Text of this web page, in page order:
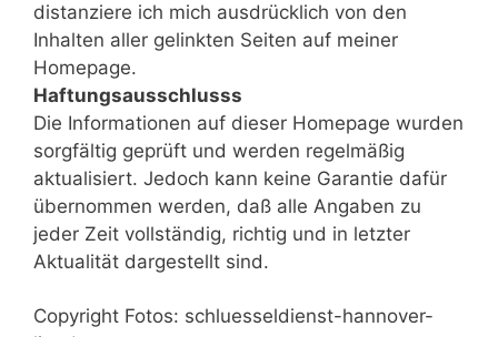
distanziere ich mich ausdrücklich von den
Inhalten aller gelinkten Seiten auf meiner
Homepage.
Haftungsausschlusss
Die Informationen auf dieser Homepage wurden
sorgfältig geprüft und werden regelmäßig
aktualisiert. Jedoch kann keine Garantie dafür
übernommen werden, daß alle Angaben zu
jeder Zeit vollständig, richtig und in letzter
Aktualität dargestellt sind.
Copyright Fotos: schluesseldienst-hannover-